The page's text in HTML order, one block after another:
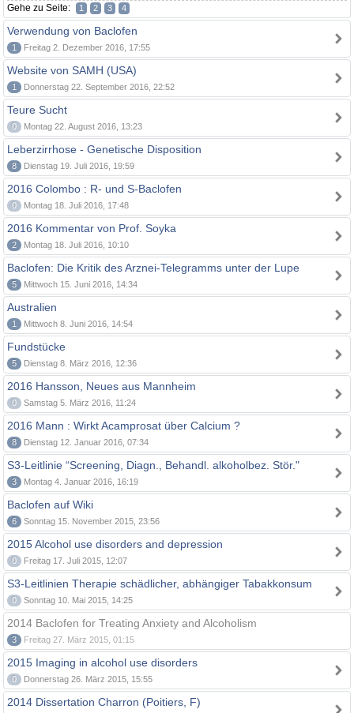
Gehe zu Seite: 1 2 3 4
Verwendung von Baclofen
1 Freitag 2. Dezember 2016, 17:55
Website von SAMH (USA)
1 Donnerstag 22. September 2016, 22:52
Teure Sucht
0 Montag 22. August 2016, 13:23
Leberzirrhose - Genetische Disposition
8 Dienstag 19. Juli 2016, 19:59
2016 Colombo : R- und S-Baclofen
0 Montag 18. Juli 2016, 17:48
2016 Kommentar von Prof. Soyka
2 Montag 18. Juli 2016, 10:10
Baclofen: Die Kritik des Arznei-Telegramms unter der Lupe
5 Mittwoch 15. Juni 2016, 14:34
Australien
1 Mittwoch 8. Juni 2016, 14:54
Fundstücke
5 Dienstag 8. März 2016, 12:36
2016 Hansson, Neues aus Mannheim
0 Samstag 5. März 2016, 11:24
2016 Mann : Wirkt Acamprosat über Calcium ?
8 Dienstag 12. Januar 2016, 07:34
S3-Leitlinie “Screening, Diagn., Behandl. alkoholbez. Stör."
3 Montag 4. Januar 2016, 16:19
Baclofen auf Wiki
6 Sonntag 15. November 2015, 23:56
2015 Alcohol use disorders and depression
0 Freitag 17. Juli 2015, 12:07
S3-Leitlinien Therapie schädlicher, abhängiger Tabakkonsum
0 Sonntag 10. Mai 2015, 14:25
2014 Baclofen for Treating Anxiety and Alcoholism
3 Freitag 27. März 2015, 01:15
2015 Imaging in alcohol use disorders
0 Donnerstag 26. März 2015, 15:55
2014 Dissertation Charron (Poitiers, F)